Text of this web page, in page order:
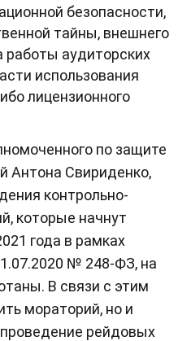
безопасности,
тайны, внешнего
работы аудиторских
использования
лицензионного
по защите
Антона Свириденко,
контрольно-
которые начнут
года в рамках
№ 248-ФЗ, на
В связи с этим
мораторий, но и
рейдовых